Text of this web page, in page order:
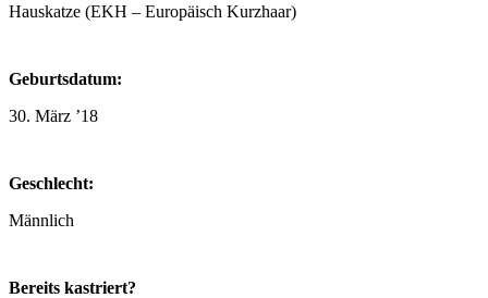
Hauskatze (EKH – Europäisch Kurzhaar)
Geburtsdatum:
30. März ’18
Geschlecht:
Männlich
Bereits kastriert?